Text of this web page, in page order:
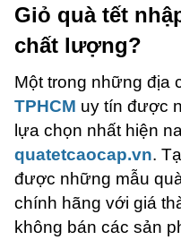
Giỏ quà tết
chất lượng?
Một trong những địa
TPHCM uy tín được
lựa chọn nhất hiện
quatetcaocap.vn.
được những mẫu
chính hãng với giá
không bán các sản